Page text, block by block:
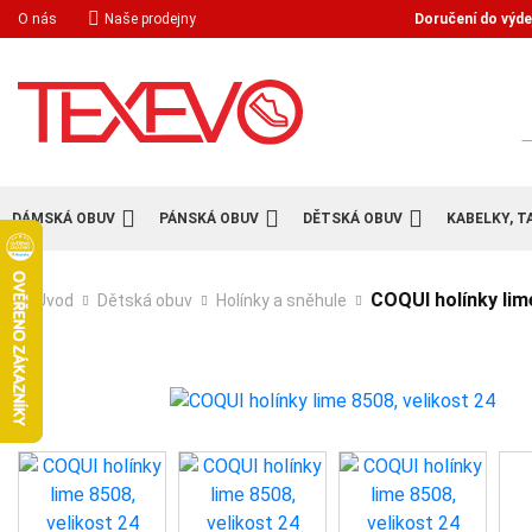
O nás Naše prodejny Doručení do
DÁMSKÁ OBUV PÁNSKÁ OBUV DĚTSKÁ OBUV KABELKY,
Úvod Dětská obuv Holínky a sněhule COQUI holínky